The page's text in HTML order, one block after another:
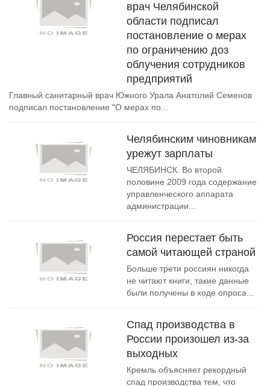
врач Челябинской
области подписал
постановление о мерах
по ограничению доз
облучения сотрудников
предприятий
Главный санитарный врач Южного Урала Анатолий Семенов
подписал постановление "О мерах по...
Челябинским чиновникам
урежут зарплаты
ЧЕЛЯБИНСК. Во второй
половине 2009 года содержание
управленческого аппарата
администрации...
Россия перестает быть
самой читающей страной
Больше трети россиян никогда
не читают книги, такие данные
были получены в ходе опроса...
Спад производства в
России произошел из-за
выходных
Кремль объясняет рекордный
спад производства тем, что